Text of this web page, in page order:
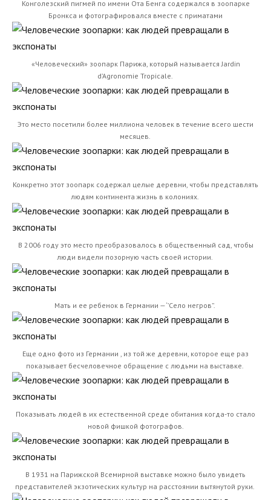
Конголезский пигмей по имени Ота Бенга содержался в зоопарке
Бронкса и фотографировался вместе с приматами
«Человеческий» зоопарк Парижа, который называется Jardin
d’Agronomie Tropicale.
Это место посетили более миллиона человек в течение всего шести
месяцев.
Конкретно этот зоопарк содержал целые деревни, чтобы представлять
людям континента жизнь в колониях.
В 2006 году это место преобразовалось в общественный сад, чтобы
люди видели позорную часть своей истории.
Мать и ее ребенок в Германии — ‘’Село негров’’.
Еще одно фото из Германии , из той же деревни, которое еще раз
показывает бесчеловечное обращение с людьми на выставке.
Показывать людей в их естественной среде обитания когда-то стало
новой фишкой фотографов.
В 1931 на Парижской Всемирной выставке можно было увидеть
представителей экзотических культур на расстоянии вытянутой руки.